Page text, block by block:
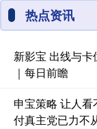
热点资讯
新影宝 出线与
｜每日前瞻
申宝策略 让人
付真主党已力不